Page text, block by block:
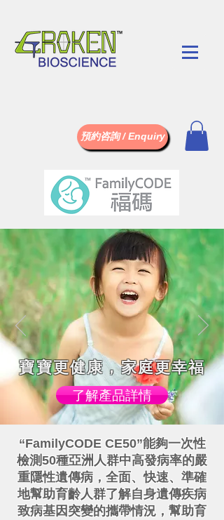
預約咨詢 / Enquiry
寶寶更健康，家庭更幸福
了解產品詳情
“FamilyCODE CE50”能夠一次性
檢測50種亞洲人群中高發病率的嚴
重隱性遺傳病，全面、快速、準確
地幫助育齡人群了解自身遺傳疾病
致病基因突變的攜帶情況，幫助育